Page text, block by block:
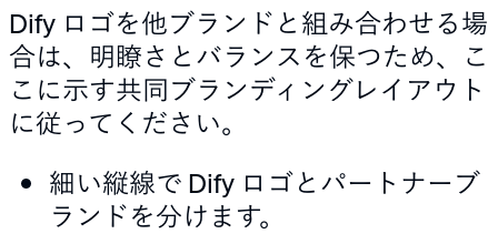
Dify ロゴを他ブランドと組み合わせる場
合は、明瞭さとバランスを保つため、こ
こに示す共同ブランディングレイアウト
に従ってください。
細い縦線で Dify ロゴとパートナーブ
ランドを分けます。